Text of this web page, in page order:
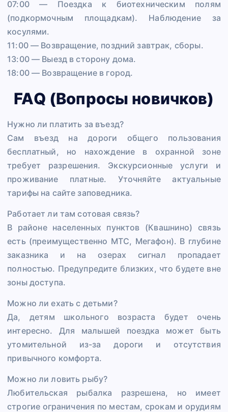
07:00 — Поездка к биотехническим полям
(подкормочным площадкам). Наблюдение за
косулями.
11:00 — Возвращение, поздний завтрак, сборы.
13:00 — Выезд в сторону дома.
18:00 — Возвращение в город.
FAQ (Вопросы новичков)
Нужно ли платить за въезд?
Сам въезд на дороги общего пользования
бесплатный, но нахождение в охранной зоне
требует разрешения. Экскурсионные услуги и
проживание платные. Уточняйте актуальные
тарифы на сайте заповедника.
Работает ли там сотовая связь?
В районе населенных пунктов (Квашнино) связь
есть (преимущественно МТС, Мегафон). В глубине
заказника и на озерах сигнал пропадает
полностью. Предупредите близких, что будете вне
зоны доступа.
Можно ли ехать с детьми?
Да, детям школьного возраста будет очень
интересно. Для малышей поездка может быть
утомительной из-за дороги и отсутствия
привычного комфорта.
Можно ли ловить рыбу?
Любительская рыбалка разрешена, но имеет
строгие ограничения по местам, срокам и орудиям